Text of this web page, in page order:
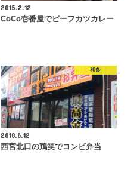
2015.2.12
CoCo壱番屋でビーフカツカレー
和食
2018.6.12
西宮北口の鶏笑でコンビ弁当